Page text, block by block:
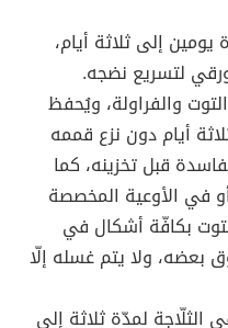
إلى ثلاثة أيام،
لتسريع نضجه.
والفراولة، ويُحفظ
أيام دون نزع قممه
قبل تخزينه، كما
في الأوعية المخصصة
بكافّة أشكال في
ولا يتم غسله إلّا
لمدّة ثلاثة إلى